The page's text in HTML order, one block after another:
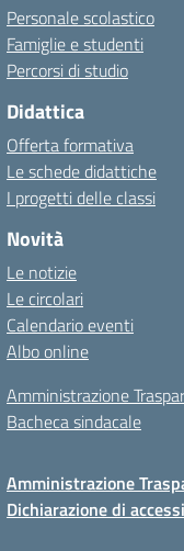
Personale scolastico
Famiglie e studenti
Percorsi di studio
Didattica
Offerta formativa
Le schede didattiche
I progetti delle classi
Novità
Le notizie
Le circolari
Calendario eventi
Albo online
Amministrazione
Bacheca sindacale
Amministrazione
Dichiarazione di